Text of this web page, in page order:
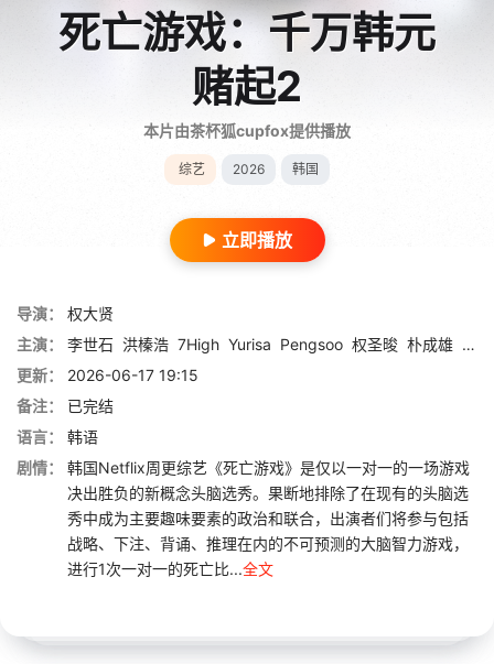
死亡游戏：千万韩元
赌起2
本片由茶杯狐cupfox提供播放
综艺 2026 韩国
立即播放
导演：
权大贤
主演：
李世石 洪榛浩 7High Yurisa Pengsoo 权圣晙 朴成雄 张
更新：
2026-06-17 19:15
备注：
已完结
语言：
韩语
剧情：
韩国Netflix周更综艺《死亡游戏》是仅以一对一的一场游戏
决出胜负的新概念头脑选秀。果断地排除了在现有的头脑选
秀中成为主要趣味要素的政治和联合，出演者们将参与包括
战略、下注、背诵、推理在内的不可预测的大脑智力游戏，
进行1次一对一的死亡比...全文